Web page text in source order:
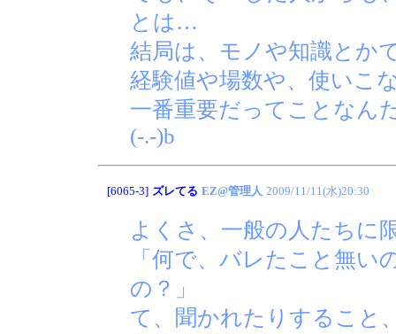
とは…
結局は、モノや知識とか
経験値や場数や、使いこ
一番重要だってことなん
(-.-)b
[6065-3] ズレてる EZ@管理人 2009/11/11(水)20:30
よくさ、一般の人たちに
「何で、バレたこと無い
の？」
て、聞かれたりすること